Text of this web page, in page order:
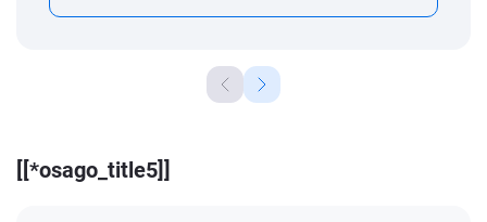
[[*osago_title5]]